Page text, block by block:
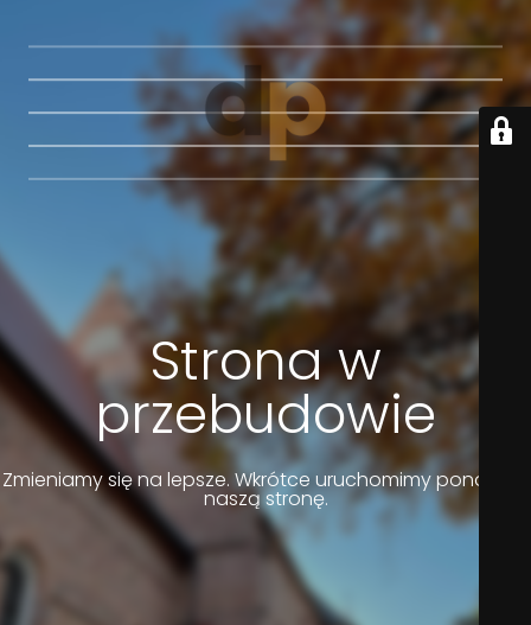
Strona w
przebudowie
Zmieniamy się na lepsze. Wkrótce uruchomimy ponownie
naszą stronę.